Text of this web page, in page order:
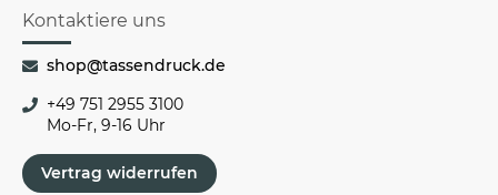
Kontaktiere uns
shop@tassendruck.de
+49 751 2955 3100
Mo-Fr, 9-16 Uhr
Vertrag widerrufen